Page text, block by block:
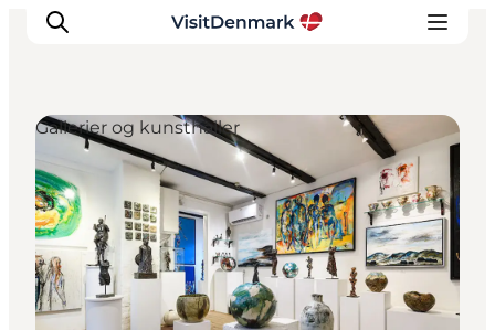
Inspiration
Destinationer
Oplevelser
Overnatning
Planlæg ferien
Gallerier og kunsthaller